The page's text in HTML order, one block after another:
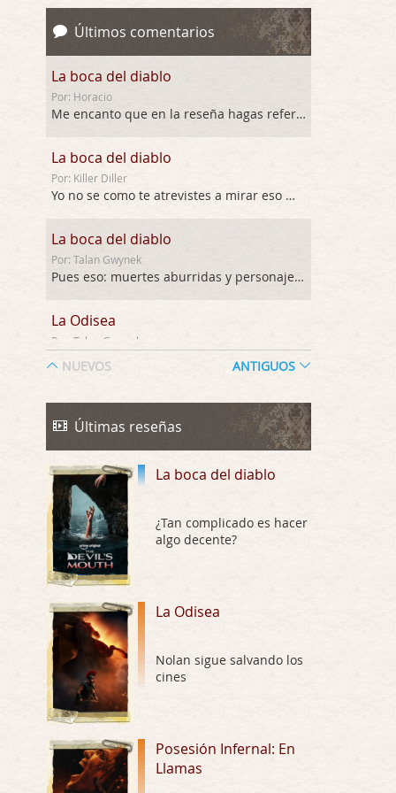
Últimos comentarios
La boca del diablo
Por: Horacio
Me encanto que en la reseña hagas referen …
La boca del diablo
Por: Killer Diller
Yo no se como te atrevistes a mirar eso …
La boca del diablo
Por: Talan Gwynek
Pues eso: muertes aburridas y personajes p …
La Odisea
Por: Talan Gwynek
Draghann, las quejas sobre la diversidad s …
La Odisea
Por: Draghann
No sé si entrar en polémicas con respect …
Trance
Por: Luar
Buena película, buen director y buenos ac …
El señor de las moscas
Por: Luar
Hungry
Por: Croc
Las 10 películas gore de Almas
Oscuras
Por: JORDI CRUYFF
NUEVOS ANTIGUOS
Últimas reseñas
La boca del diablo
¿Tan complicado es hacer
algo decente?
La Odisea
Nolan sigue salvando los
cines
Posesión Infernal: En
Llamas